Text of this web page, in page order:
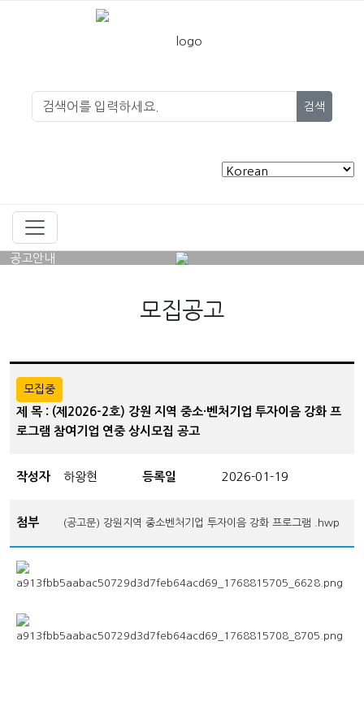
검색
공고안내
모집공고
모집중
제 목 : (제2026-2호) 강원 지역 중소·벤처기업 투자이음 강화 프
로그램 참여기업 연중 상시모집 공고
작성자 하왕현 등록일 2026-01-19
첨부 (공고문) 강원지역 중소벤처기업 투자이음 강화 프로그램 .hwp